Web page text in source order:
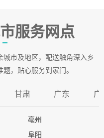
服务网点
城市及地区，配送触角深入乡
，贴心服务到家门。
甘肃 广东 广
亳州
阜阳